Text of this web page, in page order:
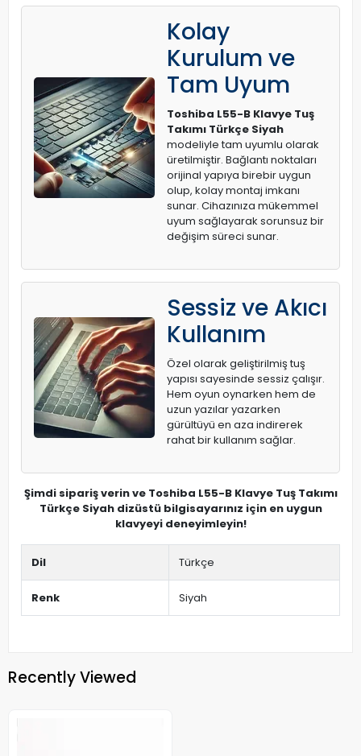
Kolay
Kurulum ve
Tam Uyum
Toshiba L55-B Klavye Tuş
Takımı Türkçe Siyah
modeliyle tam uyumlu olarak
üretilmiştir. Bağlantı noktaları
orijinal yapıya birebir uygun
olup, kolay montaj imkanı
sunar. Cihazınıza mükemmel
uyum sağlayarak sorunsuz bir
değişim süreci sunar.
Sessiz ve Akıcı
Kullanım
Özel olarak geliştirilmiş tuş
yapısı sayesinde sessiz çalışır.
Hem oyun oynarken hem de
uzun yazılar yazarken
gürültüyü en aza indirerek
rahat bir kullanım sağlar.
Şimdi sipariş verin ve Toshiba L55-B Klavye Tuş Takımı
Türkçe Siyah dizüstü bilgisayarınız için en uygun
klavyeyi deneyimleyin!
Dil Türkçe
Renk Siyah
Recently Viewed